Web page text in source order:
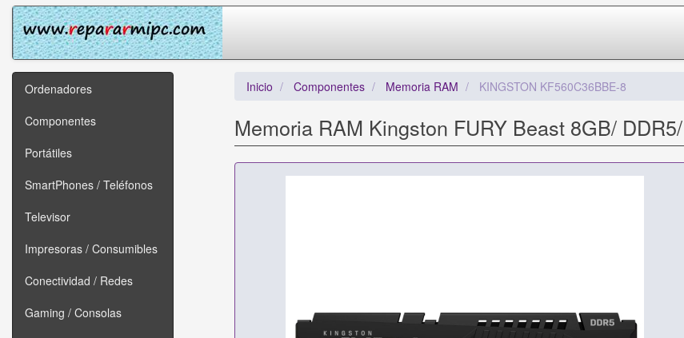
Ordenadores
Componentes
Portátiles
SmartPhones / Teléfonos
Televisor
Impresoras / Consumibles
Conectividad / Redes
Gaming / Consolas
Inicio Componentes Memoria RAM KINGSTON KF560C36BBE-8
Memoria RAM Kingston FURY Beast 8GB/